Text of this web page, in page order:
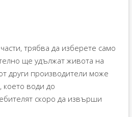
трябва да изберете само
ще удължат живота на
други производители може
което води до
скоро да извърши